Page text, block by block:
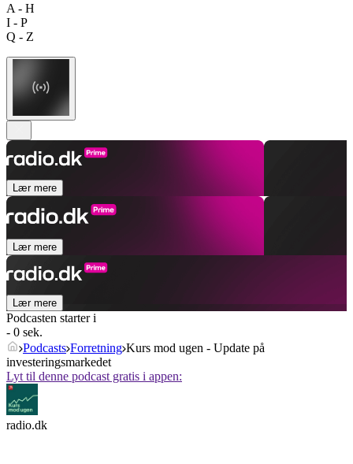
A - H
I - P
Q - Z
Lær mere
Lær mere
Lær mere
Podcasten starter i
- 0 sek.
Podcasts Forretning Kurs mod ugen - Update på
investeringsmarkedet
Lyt til denne podcast gratis i appen:
radio.dk